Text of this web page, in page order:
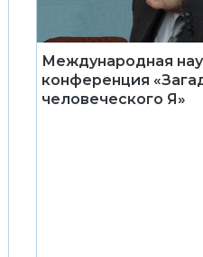
Международная
конференция
человеческого Я»